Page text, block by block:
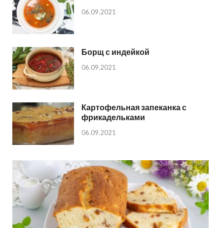
06.09.2021
Борщ с индейкой
06.09.2021
Картофельная запеканка с
фрикадельками
06.09.2021